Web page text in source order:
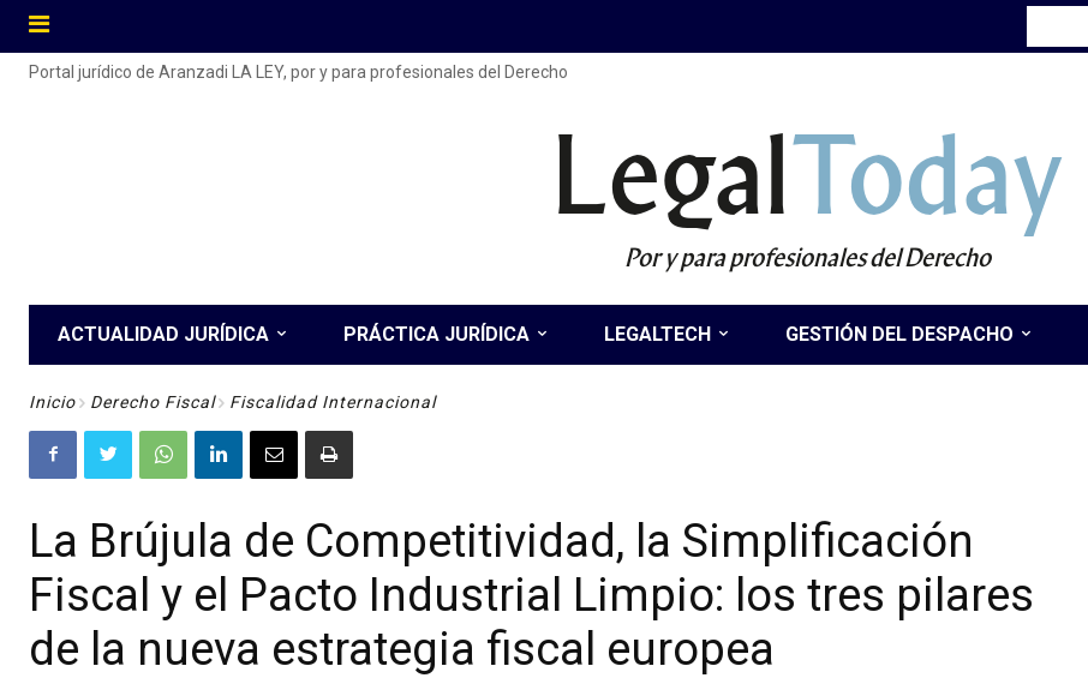
Portal jurídico de Aranzadi LA LEY, por y para profesionales del Derecho
LegalToday
Por y para profesionales del Derecho
ACTUALIDAD JURÍDICA PRÁCTICA JURÍDICA LEGALTECH GESTIÓN DEL DESPACHO
Inicio Derecho Fiscal Fiscalidad Internacional
La Brújula de Competitividad, la Simplificación
Fiscal y el Pacto Industrial Limpio: los tres pilares
de la nueva estrategia fiscal europea